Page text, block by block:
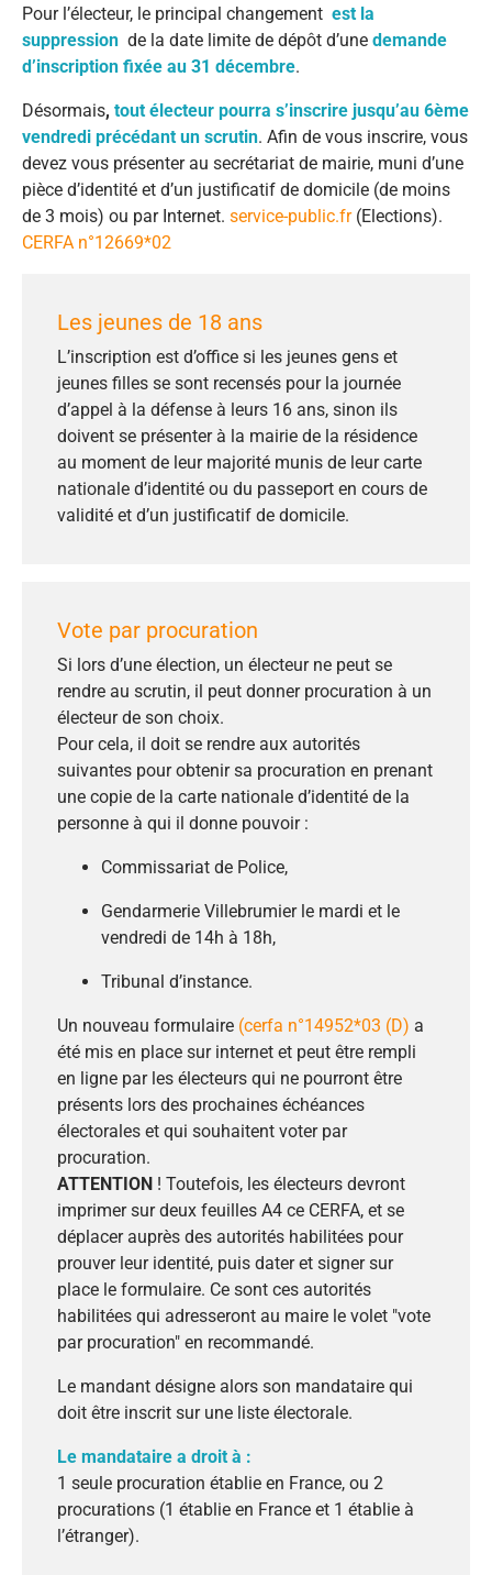
Pour l’électeur, le principal changement est la
suppression de la date limite de dépôt d’une demande
d’inscription fixée au 31 décembre.
Désormais, tout électeur pourra s’inscrire jusqu’au 6ème
vendredi précédant un scrutin. Afin de vous inscrire, vous
devez vous présenter au secrétariat de mairie, muni d’une
pièce d’identité et d’un justificatif de domicile (de moins
de 3 mois) ou par Internet. service-public.fr (Elections).
CERFA n°12669*02
Les jeunes de 18 ans
L’inscription est d’office si les jeunes gens et
jeunes filles se sont recensés pour la journée
d’appel à la défense à leurs 16 ans, sinon ils
doivent se présenter à la mairie de la résidence
au moment de leur majorité munis de leur carte
nationale d’identité ou du passeport en cours de
validité et d’un justificatif de domicile.
Vote par procuration
Si lors d’une élection, un électeur ne peut se
rendre au scrutin, il peut donner procuration à un
électeur de son choix.
Pour cela, il doit se rendre aux autorités
suivantes pour obtenir sa procuration en prenant
une copie de la carte nationale d’identité de la
personne à qui il donne pouvoir :
Commissariat de Police,
Gendarmerie Villebrumier le mardi et le
vendredi de 14h à 18h,
Tribunal d’instance.
Un nouveau formulaire (cerfa n°14952*03 (D) a
été mis en place sur internet et peut être rempli
en ligne par les électeurs qui ne pourront être
présents lors des prochaines échéances
électorales et qui souhaitent voter par
procuration.
ATTENTION ! Toutefois, les électeurs devront
imprimer sur deux feuilles A4 ce CERFA, et se
déplacer auprès des autorités habilitées pour
prouver leur identité, puis dater et signer sur
place le formulaire. Ce sont ces autorités
habilitées qui adresseront au maire le volet "vote
par procuration" en recommandé.
Le mandant désigne alors son mandataire qui
doit être inscrit sur une liste électorale.
Le mandataire a droit à :
1 seule procuration établie en France, ou 2
procurations (1 établie en France et 1 établie à
l’étranger).